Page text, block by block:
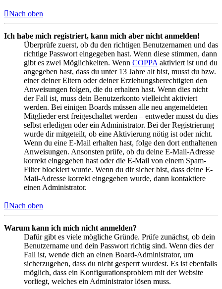
Nach oben
Ich habe mich registriert, kann mich aber nicht anmelden!
Überprüfe zuerst, ob du den richtigen Benutzernamen und das
richtige Passwort eingegeben hast. Wenn diese stimmen, dann
gibt es zwei Möglichkeiten. Wenn COPPA aktiviert ist und du
angegeben hast, dass du unter 13 Jahre alt bist, musst du bzw.
einer deiner Eltern oder deiner Erziehungsberechtigten den
Anweisungen folgen, die du erhalten hast. Wenn dies nicht
der Fall ist, muss dein Benutzerkonto vielleicht aktiviert
werden. Bei einigen Boards müssen alle neu angemeldeten
Mitglieder erst freigeschaltet werden – entweder musst du dies
selbst erledigen oder ein Administrator. Bei der Registrierung
wurde dir mitgeteilt, ob eine Aktivierung nötig ist oder nicht.
Wenn du eine E-Mail erhalten hast, folge den dort enthaltenen
Anweisungen. Ansonsten prüfe, ob du deine E-Mail-Adresse
korrekt eingegeben hast oder die E-Mail von einem Spam-
Filter blockiert wurde. Wenn du dir sicher bist, dass deine E-
Mail-Adresse korrekt eingegeben wurde, dann kontaktiere
einen Administrator.
Nach oben
Warum kann ich mich nicht anmelden?
Dafür gibt es viele mögliche Gründe. Prüfe zunächst, ob dein
Benutzername und dein Passwort richtig sind. Wenn dies der
Fall ist, wende dich an einen Board-Administrator, um
sicherzugehen, dass du nicht gesperrt wurdest. Es ist ebenfalls
möglich, dass ein Konfigurationsproblem mit der Website
vorliegt, welches ein Administrator lösen muss.